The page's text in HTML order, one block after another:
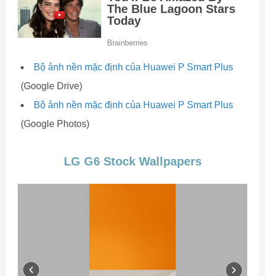
Bộ ảnh nền mặc định của Huawei P Smart Plus
(Google Drive)
Bộ ảnh nền mặc định của Huawei P Smart Plus
(Google Photos)
LG G6 Stock Wallpapers